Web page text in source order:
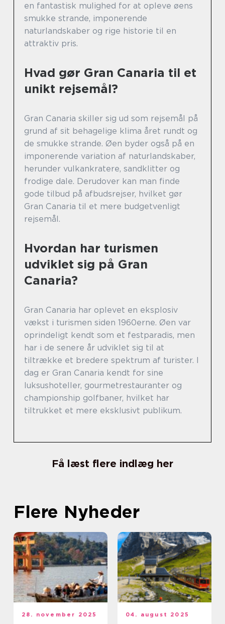
en fantastisk mulighed for at opleve øens
smukke strande, imponerende
naturlandskaber og rige historie til en
attraktiv pris.
Hvad gør Gran Canaria til et
unikt rejsemål?
Gran Canaria skiller sig ud som rejsemål på
grund af sit behagelige klima året rundt og
de smukke strande. Øen byder også på en
imponerende variation af naturlandskaber,
herunder vulkankratere, sandklitter og
frodige dale. Derudover kan man finde
gode tilbud på afbudsrejser, hvilket gør
Gran Canaria til et mere budgetvenligt
rejsemål.
Hvordan har turismen
udviklet sig på Gran
Canaria?
Gran Canaria har oplevet en eksplosiv
vækst i turismen siden 1960erne. Øen var
oprindeligt kendt som et festparadis, men
har i de senere år udviklet sig til at
tiltrække et bredere spektrum af turister. I
dag er Gran Canaria kendt for sine
luksushoteller, gourmetrestauranter og
championship golfbaner, hvilket har
tiltrukket et mere eksklusivt publikum.
Få læst flere indlæg her
Flere Nyheder
28. november 2025 04. august 2025